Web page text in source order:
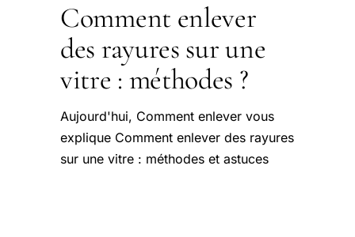
Comment enlever
des rayures sur une
vitre : méthodes ?
Aujourd'hui, Comment enlever vous
explique Comment enlever des rayures
sur une vitre : méthodes et astuces